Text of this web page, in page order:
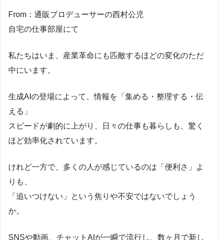
From：通販プロデューサーの西村公児
自宅の仕事部屋にて
私たちはいま、産業革命にも匹敵するほどの変化のただ
中にいます。
生成AIの登場によって、情報を「集める・整理する・伝
える」
スピードが劇的に上がり、日々の仕事も暮らしも、驚く
ほど効率化されています。
けれど一方で、多くの人が感じているのは「便利さ」よ
りも、
「追いつけない」という焦りや不安ではないでしょう
か。
SNSや動画、チャットAIが一瞬で流行し、数ヶ月で新し